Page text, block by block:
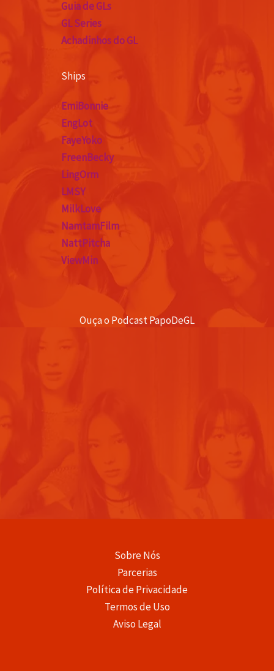
Guia de GLs
GL Series
Achadinhos do GL
Ships
EmiBonnie
EngLot
FayeYoko
FreenBecky
LingOrm
LMSY
MilkLove
NamtamFilm
NattPitcha
ViewMin
Ouça o Podcast PapoDeGL
Sobre Nós
Parcerias
Política de Privacidade
Termos de Uso
Aviso Legal